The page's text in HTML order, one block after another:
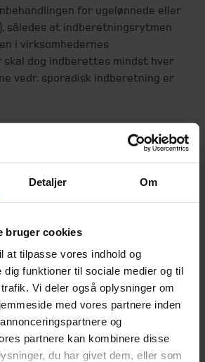
Detaljer Om
bruger cookies
at tilpasse vores indhold og
dig funktioner til sociale medier og til
Vi deler også oplysninger om
med vores partnere inden
og
partnere kan kombinere disse
du har givet dem, eller som
for ugelønnede eller
således at indberetningsrytmen
i virksomhedernes
skal dog indberettes mindst hver
vedr. sporadisk indberetning er
for yderligere rådgivning om
Find specialister